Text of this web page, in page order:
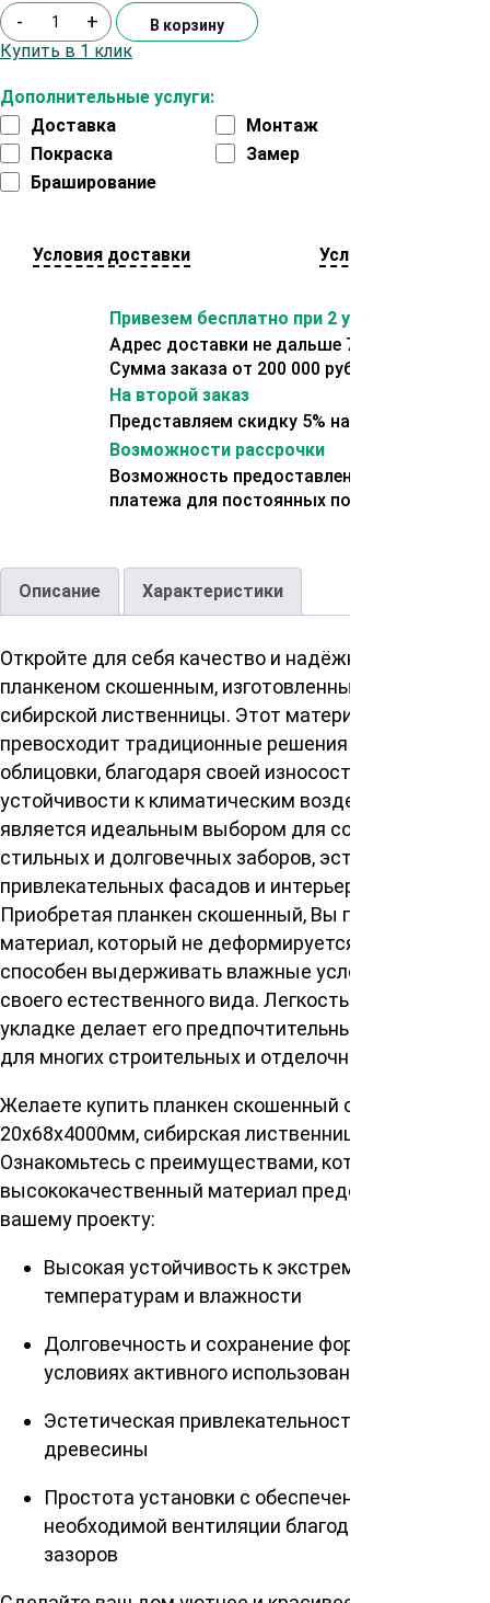
Дополнительные услуги:
Доставка
Монтаж
Покраска
Замер
Браширование
- + В корзину
Купить в 1 клик
Условия доставки Условия оплаты
Привезем бесплатно при 2 условиях:
Адрес доставки не дальше 70 км от склада.
Сумма заказа от 200 000 рублей.
На второй заказ
Представляем скидку 5% на второй заказ
Возможности рассрочки
Возможность предоставления отсрочки
платежа для постоянных покупателей.
Описание Характеристики
Откройте для себя качество и надёжность с
планкеном скошенным, изготовленным из прочной
сибирской лиственницы. Этот материал
превосходит традиционные решения для
облицовки, благодаря своей износостойкости и
устойчивости к климатическим воздействиям. Он
является идеальным выбором для создания
стильных и долговечных заборов, эстетически
привлекательных фасадов и интерьерных решений.
Приобретая планкен скошенный, Вы получаете
материал, который не деформируется, не коробит, и
способен выдерживать влажные условия, не теряя
своего естественного вида. Легкость в уходе и
укладке делает его предпочтительным выбором
для многих строительных и отделочных работ.
Желаете купить планкен скошенный сорт АВ
20х68х4000мм, сибирская лиственница?
Ознакомьтесь с преимуществами, которые этот
высококачественный материал предоставит
вашему проекту:
Высокая устойчивость к экстремальным
температурам и влажности
Долговечность и сохранение формы даже в
условиях активного использования
Эстетическая привлекательность натуральной
древесины
Простота установки с обеспечением
необходимой вентиляции благодаря учету
зазоров